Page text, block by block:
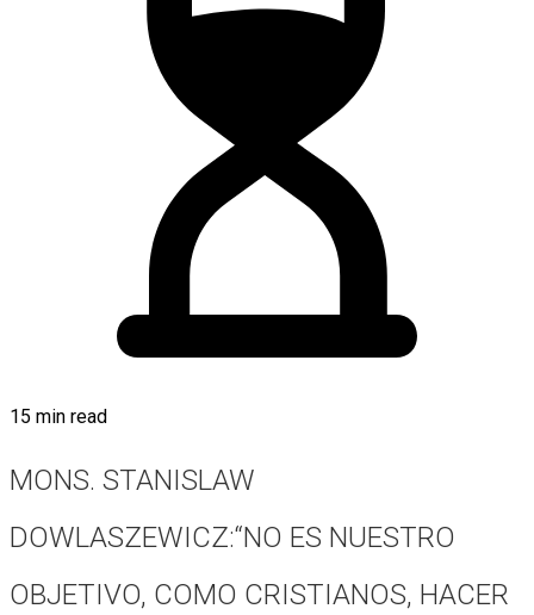
15 min read
MONS. STANISLAW
DOWLASZEWICZ:“NO ES NUESTRO
OBJETIVO, COMO CRISTIANOS, HACER